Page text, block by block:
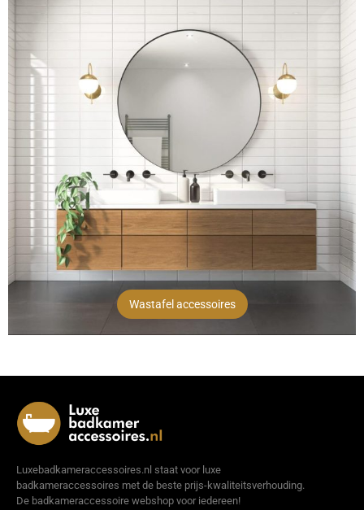
Wastafel accessoires
Luxebadkameraccessoires.nl staat voor luxe
badkameraccessoires met de beste prijs-kwaliteitsverhouding.
De badkameraccessoire webshop voor iedereen!